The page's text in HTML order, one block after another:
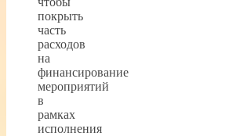
покрыть
часть
расходов
на
финансирование
мероприятий
в
рамках
исполнения